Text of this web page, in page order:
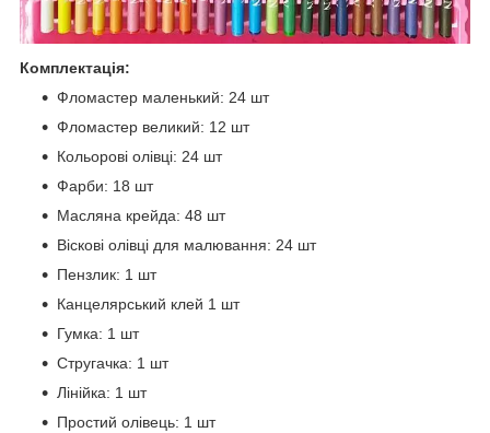
Комплектація:
Фломастер маленький: 24 шт
Фломастер великий: 12 шт
Кольорові олівці: 24 шт
Фарби: 18 шт
Масляна крейда: 48 шт
Віскові олівці для малювання: 24 шт
Пензлик: 1 шт
Канцелярський клей 1 шт
Гумка: 1 шт
Стругачка: 1 шт
Лінійка: 1 шт
Простий олівець: 1 шт